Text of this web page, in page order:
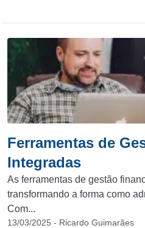
Ferramentas de
Integradas
As ferramentas de gestão
transformando a forma como
Com...
13/03/2025 - Ricardo Guimarães